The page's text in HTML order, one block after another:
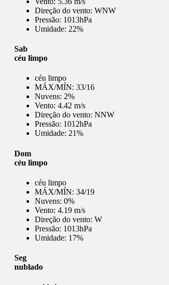
Direção do vento: WNW
Pressão: 1013hPa
Umidade: 22%
Sab
céu limpo
céu limpo
MÁX/MÍN: 33/16
Nuvens: 2%
Vento: 4.42 m/s
Direção do vento: NNW
Pressão: 1012hPa
Umidade: 21%
Dom
céu limpo
céu limpo
MÁX/MÍN: 34/19
Nuvens: 0%
Vento: 4.19 m/s
Direção do vento: W
Pressão: 1013hPa
Umidade: 17%
Seg
nublado